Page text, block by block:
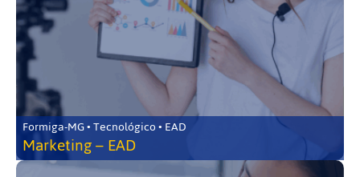
Formiga-MG • Tecnológico • EAD
Marketing – EAD